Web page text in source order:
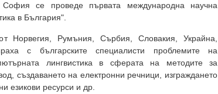
се проведе първата международна научна
в България".
Норвегия, Румъния, Сърбия, Словакия, Украйна,
с българските специалисти проблемите на
лингвистика в сферата на методите за
създаването на електронни речници, изграждането
езикови ресурси и др.